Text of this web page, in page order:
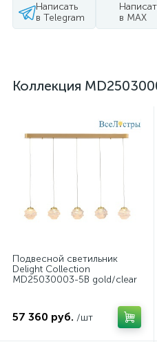
Написать
в Telegram
в MAX
Коллекция
Подвесной светильник
Delight Collection
MD25030003-5B gold/clear
57 360 руб. /шт